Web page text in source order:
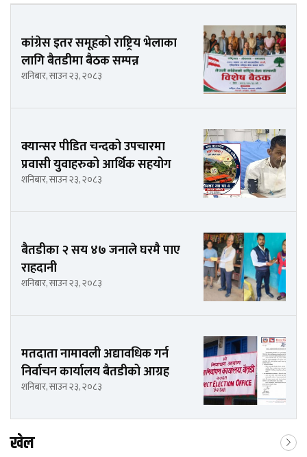
कांग्रेस इतर समूहको राष्ट्रिय भेलाका
लागि बैतडीमा बैठक सम्पन्न
शनिबार, साउन २३, २०८३
क्यान्सर पीडित चन्दको उपचारमा
प्रवासी युवाहरुको आर्थिक सहयोग
शनिबार, साउन २३, २०८३
बैतडीका २ सय ४७ जनाले घरमै पाए
राहदानी
शनिबार, साउन २३, २०८३
मतदाता नामावली अद्यावधिक गर्न
निर्वाचन कार्यालय बैतडीको आग्रह
शनिबार, साउन २३, २०८३
खेल